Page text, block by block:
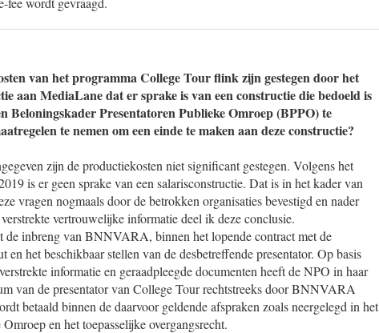
van het programma College Tour flink zijn gestegen door het
aan MediaLane dat er sprake is van een constructie die bedoeld is
Beloningskader Presentatoren Publieke Omroep (BPPO) te
te nemen om een einde te maken aan deze constructie?
zijn de productiekosten niet significant gestegen. Volgens het
is er geen sprake van een salarisconstructie. Dat is in het kader van
vragen nogmaals door de betrokken organisaties bevestigd en nader
vertrouwelijke informatie deel ik deze conclusie.
de inbreng van BNNVARA, binnen het lopende contract met de
en het beschikbaar stellen van de desbetreffende presentator. Op basis
informatie en geraadpleegde documenten heeft de NPO in haar
van de presentator van College Tour rechtstreeks door BNNVARA
betaald binnen de daarvoor geldende afspraken zoals neergelegd in het
en het toepasselijke overgangsrecht.